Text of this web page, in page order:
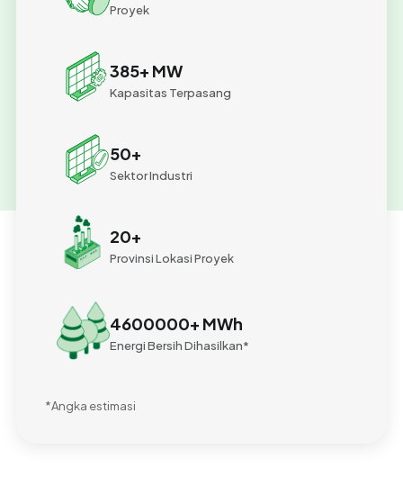
Proyek
385+ MW
Kapasitas Terpasang
50+
Sektor Industri
20+
Provinsi Lokasi Proyek
4600000+ MWh
Energi Bersih Dihasilkan*
*Angka estimasi